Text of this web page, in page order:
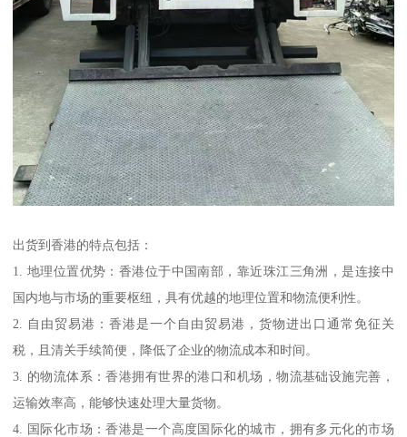
出货到香港的特点包括：
1. 地理位置优势：香港位于中国南部，靠近珠江三角洲，是连接中
国内地与市场的重要枢纽，具有优越的地理位置和物流便利性。
2. 自由贸易港：香港是一个自由贸易港，货物进出口通常免征关
税，且清关手续简便，降低了企业的物流成本和时间。
3. 的物流体系：香港拥有世界的港口和机场，物流基础设施完善，
运输效率高，能够快速处理大量货物。
4. 国际化市场：香港是一个高度国际化的城市，拥有多元化的市场